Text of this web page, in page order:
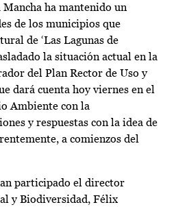
ha mantenido un
de los municipios que
de ‘Las Lagunas de
la situación actual en la
del Plan Rector de Uso y
dará cuenta hoy viernes en el
Ambiente con la
y respuestas con la idea de
a comienzos del
participado el director
y Biodiversidad, Félix